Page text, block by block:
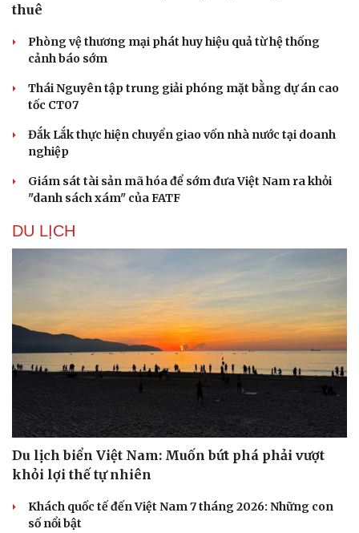
Dinh dưỡng - món ngon
Cây thuốc
Nhi khoa
Nam khoa
Nhà đẹp
thuê
Phòng vệ thương mại phát huy hiệu quả từ hệ thống
cảnh báo sớm
Thái Nguyên tập trung giải phóng mặt bằng dự án cao
tốc CT07
Đắk Lắk thực hiện chuyển giao vốn nhà nước tại doanh
nghiệp
Giám sát tài sản mã hóa để sớm đưa Việt Nam ra khỏi
"danh sách xám" của FATF
DU LỊCH
Du lịch biển Việt Nam: Muốn bứt phá phải vượt
khỏi lợi thế tự nhiên
Khách quốc tế đến Việt Nam 7 tháng 2026: Những con
số nổi bật